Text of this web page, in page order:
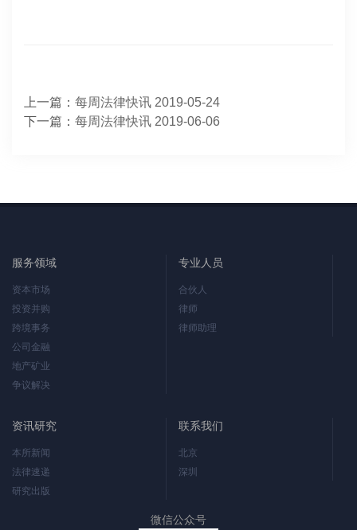
上一篇： 每周法律快讯 2019-05-24
下一篇： 每周法律快讯 2019-06-06
服务领域
资本市场
投资并购
跨境事务
公司金融
地产矿业
争议解决
专业人员
合伙人
律师
律师助理
资讯研究
本所新闻
法律速递
研究出版
联系我们
北京
深圳
微信公众号